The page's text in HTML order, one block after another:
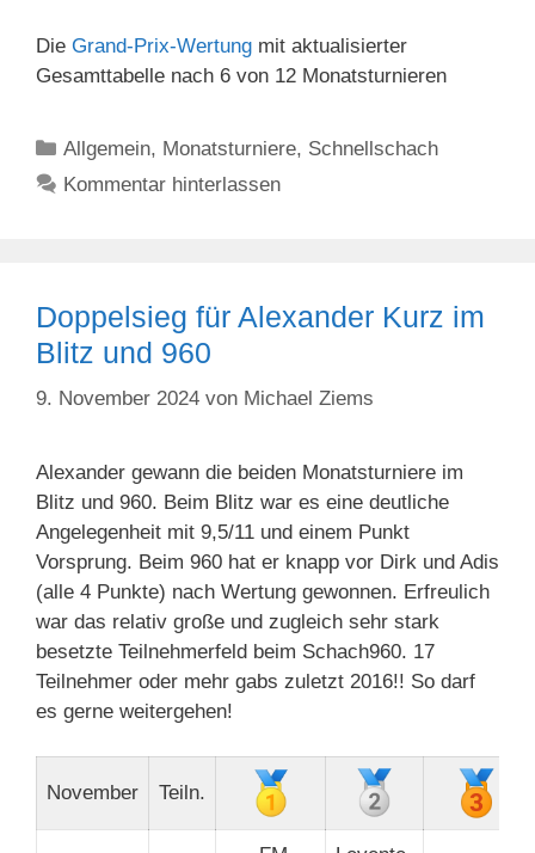
Die Grand-Prix-Wertung mit aktualisierter
Gesamttabelle nach 6 von 12 Monatsturnieren
Kategorien
Allgemein, Monatsturniere, Schnellschach
Kommentar hinterlassen
Doppelsieg für Alexander Kurz im
Blitz und 960
9. November 2024 von Michael Ziems
Alexander gewann die beiden Monatsturniere im
Blitz und 960. Beim Blitz war es eine deutliche
Angelegenheit mit 9,5/11 und einem Punkt
Vorsprung. Beim 960 hat er knapp vor Dirk und Adis
(alle 4 Punkte) nach Wertung gewonnen. Erfreulich
war das relativ große und zugleich sehr stark
besetzte Teilnehmerfeld beim Schach960. 17
Teilnehmer oder mehr gabs zuletzt 2016!! So darf
es gerne weitergehen!
November Teiln.